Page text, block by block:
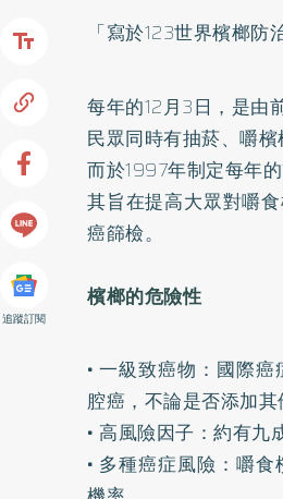
追蹤訂閱
「寫於123世界檳榔防
每年的12月3日，是由
民眾同時有抽菸、嚼
而於1997年制定每年
其旨在提高大眾對嚼
癌篩檢。
檳榔的危險性
• 一級致癌物：國際
腔癌，不論是否添加其
• 高風險因子：約有九
• 多種癌症風險：嚼